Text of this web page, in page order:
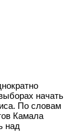
начать
По словам
Камала
над